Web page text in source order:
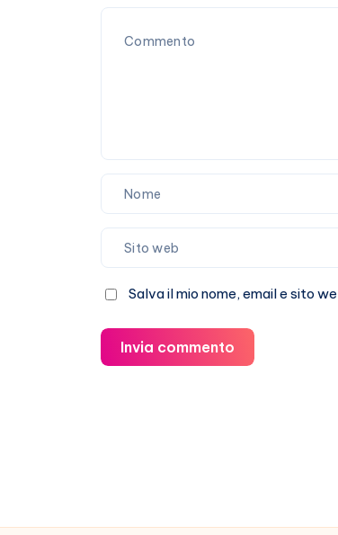
di
Mandela
mondo
Salva il mio nome, email e sito
Invia commento